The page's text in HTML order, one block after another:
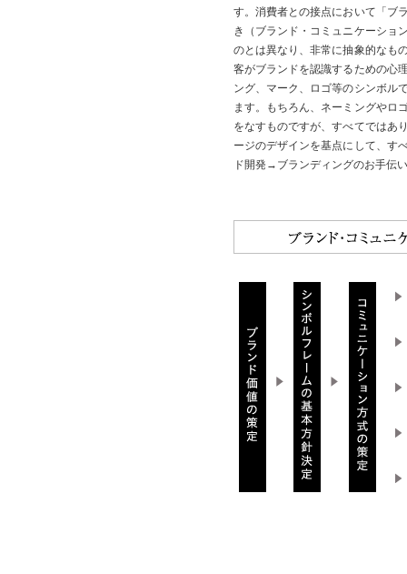
す。消費者との接点において「ブ
き（ブランド・コミュニケーショ
のとは異なり、非常に抽象的なも
客がブランドを認識するための心
ング、マーク、ロゴ等のシンボル
ます。もちろん、ネーミングやロ
をなすものですが、すべてではあ
ージのデザインを基点にして、す
ド開発→ブランディングのお手伝